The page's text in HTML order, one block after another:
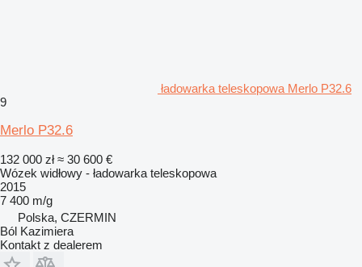
ładowarka teleskopowa Merlo P32.6
9
Merlo P32.6
132 000 zł ≈ 30 600 €
Wózek widłowy - ładowarka teleskopowa
2015
7 400 m/g
Polska, CZERMIN
Ból Kazimiera
Kontakt z dealerem